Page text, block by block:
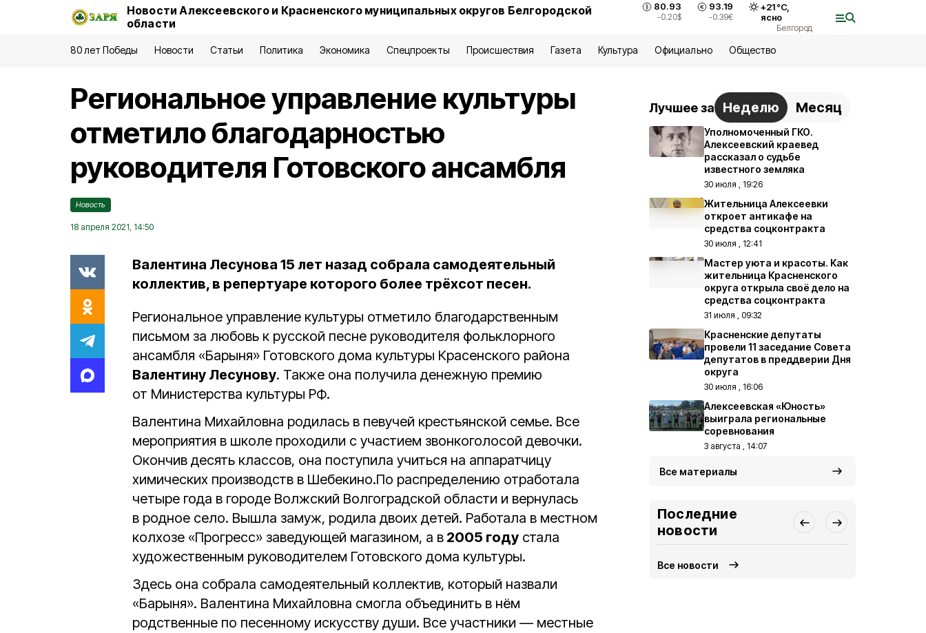
Новости Алексеевского и Красненского муниципальных округов Белгородской
области
80.93
-0.20$
93.19
-0.39€
+21°С,
ясно
Белгород
80 лет Победы Новости Статьи Политика Экономика Спецпроекты Происшествия Газета Культура Официально Общество
Региональное управление культуры
отметило благодарностью
руководителя Готовского ансамбля
Новость
18 апреля 2021, 14:50
Валентина Лесунова 15 лет назад собрала самодеятельный
коллектив, в репертуаре которого более трёхсот песен.
Региональное управление культуры отметило благодарственным
письмом за любовь к русской песне руководителя фольклорного
ансамбля «Барыня» Готовского дома культуры Красенского района
Валентину Лесунову. Также она получила денежную премию
от Министерства культуры РФ.
Валентина Михайловна родилась в певучей крестьянской семье. Все
мероприятия в школе проходили с участием звонкоголосой девочки.
Окончив десять классов, она поступила учиться на аппаратчицу
химических производств в Шебекино.По распределению отработала
четыре года в городе Волжский Волгоградской области и вернулась
в родное село. Вышла замуж, родила двоих детей. Работала в местном
колхозе «Прогресс» заведующей магазином, а в 2005 году стала
художественным руководителем Готовского дома культуры.
Здесь она собрала самодеятельный коллектив, который назвали
«Барыня». Валентина Михайловна смогла объединить в нём
родственные по песенному искусству души. Все участники — местные
Лучшее за Неделю Месяц
Уполномоченный ГКО.
Алексеевский краевед
рассказал о судьбе
известного земляка
30 июля , 19:26
Жительница Алексеевки
откроет антикафе на
средства соцконтракта
30 июля , 12:41
Мастер уюта и красоты. Как
жительница Красненского
округа открыла своё дело на
средства соцконтракта
31 июля , 09:32
Красненские депутаты
провели 11 заседание Совета
депутатов в преддверии Дня
округа
30 июля , 16:06
Алексеевская «Юность»
выиграла региональные
соревнования
3 августа , 14:07
Все материалы
Последние
новости
Все новости